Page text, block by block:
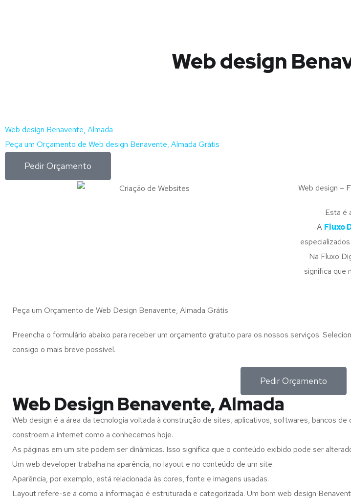
Web design
Web design Benavente, Almada
Peça um Orçamento de Web design Benavente, Almada Grátis
Pedir Orçamento
Web design –
Esta é
A Fluxo
Na Fluxo
significa que
Peça um Orçamento de Web Design Benavente, Almada Grátis
Preencha o formulário abaixo para receber um orçamento gratuito para os nossos serviços.
consigo o mais breve possível.
Pedir Orçamento
Web Design Benavente, Almada
Web design é a área da tecnologia voltada à construção de sites, aplicativos, softwares, bancos
constroem a internet como a conhecemos hoje.
As páginas em um site podem ser dinâmicas. Isso significa que o conteúdo exibido pode ser
Um web developer trabalha na aparência, no layout e no conteúdo de um site.
Aparência, por exemplo, está relacionada às cores, fonte e imagens usadas.
Layout refere-se a como a informação é estruturada e categorizada. Um bom web design